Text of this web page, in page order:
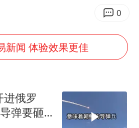
云南一男子胃中取出180颗铁钉
曹颖儿子首次演长剧
0
新闻 体验效果更佳
进俄罗
弹要砸